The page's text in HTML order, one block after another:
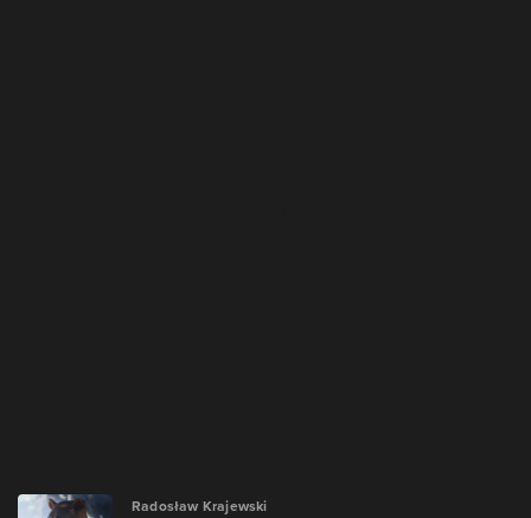
Radosław Krajewski